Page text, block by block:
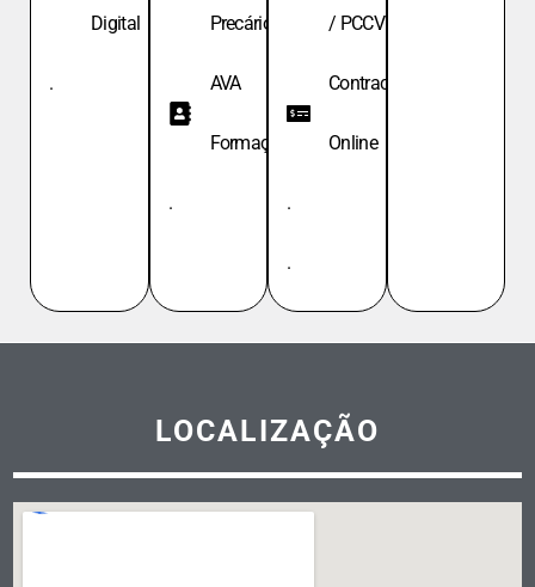
Digital
.
Precário
AVA
Formação
.
/ PCCV
Contracheque
Online
.
.
LOCALIZAÇÃO